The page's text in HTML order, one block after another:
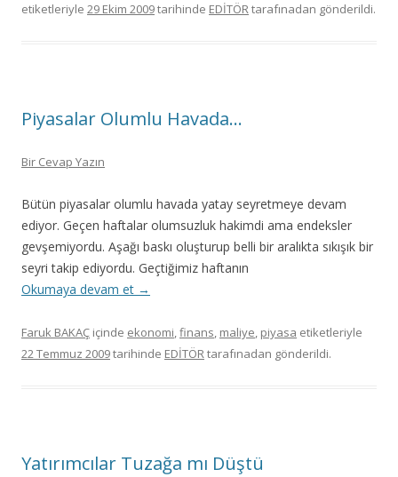
etiketleriyle 29 Ekim 2009tarihinde EDİTÖRtarafınadan gönderildi.
Piyasalar Olumlu Havada…
Bir Cevap Yazın
Bütün piyasalar olumlu havada yatay seyretmeye devam
ediyor. Geçen haftalar olumsuzluk hakimdi ama endeksler
gevşemiyordu. Aşağı baskı oluşturup belli bir aralıkta sıkışık bir
seyri takip ediyordu. Geçtiğimiz haftanın
Okumaya devam et →
Faruk BAKAÇ içinde ekonomi,finans, maliye, piyasa etiketleriyle
22 Temmuz 2009tarihinde EDİTÖRtarafınadan gönderildi.
Yatırımcılar Tuzağa mı Düştü